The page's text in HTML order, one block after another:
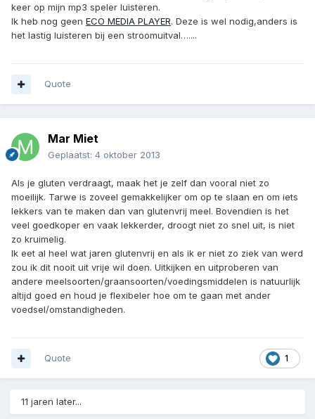
keer op mijn mp3 speler luisteren.
Ik heb nog geen ECO MEDIA PLAYER. Deze is wel nodig,anders is
het lastig luisteren bij een stroomuitval…....
Quote
Mar Miet
Geplaatst: 4 oktober 2013
Als je gluten verdraagt, maak het je zelf dan vooral niet zo
moeilijk. Tarwe is zoveel gemakkelijker om op te slaan en om iets
lekkers van te maken dan van glutenvrij meel. Bovendien is het
veel goedkoper en vaak lekkerder, droogt niet zo snel uit, is niet
zo kruimelig.
Ik eet al heel wat jaren glutenvrij en als ik er niet zo ziek van werd
zou ik dit nooit uit vrije wil doen. Uitkijken en uitproberen van
andere meelsoorten/graansoorten/voedingsmiddelen is natuurlijk
altijd goed en houd je flexibeler hoe om te gaan met ander
voedsel/omstandigheden.
1
Quote
11 jaren later...